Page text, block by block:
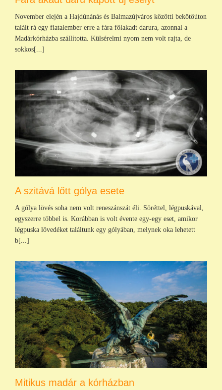
November elején a Hajdúnánás és Balmazújváros közötti bekötőúton
talált rá egy fiatalember erre a fára fölakadt darura, azonnal a
Madárkórházba szállította. Külsérelmi nyom nem volt rajta, de
sokkos[...]
A szitává lőtt gólya esete
A gólya lövés soha nem volt reneszánszát éli. Söréttel, légpuskával,
egyszerre többel is. Korábban is volt évente egy-egy eset, amikor
légpuska lövedéket találtunk egy gólyában, melynek oka lehetett
b[...]
Mitikus madár a kórházban